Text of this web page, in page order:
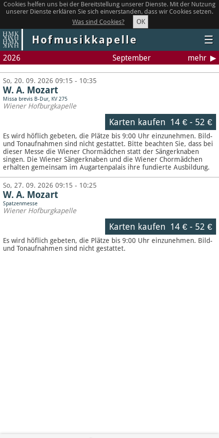
Cookies helfen uns bei der Bereitstellung unserer Dienste. Mit der Nutzung
unserer Dienste erklären Sie sich einverstanden, dass wir Cookies setzen.
Was sind Cookies?
OK
Hofmusikkapelle ☰
2026 September mehr
So, 20. 09. 2026 09:15 - 10:35
W. A. Mozart
Missa brevis B-Dur, KV 275
Wiener Hofburgkapelle
Karten kaufen 14 €- 52 €
Es wird höflich gebeten, die Plätze bis 9:00 Uhr einzunehmen. Bild-
und Tonaufnahmen sind nicht gestattet. Bitte beachten Sie, dass bei
dieser Messe die Wiener Chormädchen statt der Sängerknaben
singen. Die Wiener Sängerknaben und die Wiener Chormädchen
erhalten gemeinsam im Augartenpalais ihre fundierte Ausbildung.
So, 27. 09. 2026 09:15 - 10:25
W. A. Mozart
Spatzenmesse
Wiener Hofburgkapelle
Karten kaufen 14 €- 52 €
Es wird höflich gebeten, die Plätze bis 9:00 Uhr einzunehmen. Bild-
und Tonaufnahmen sind nicht gestattet.